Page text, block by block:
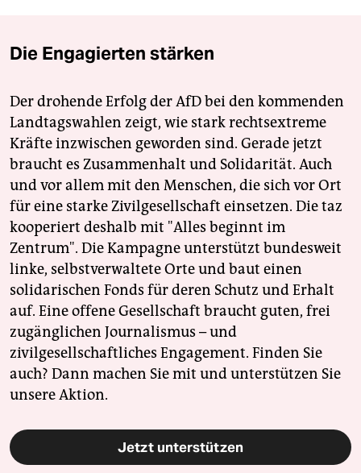
Die Engagierten stärken
Der drohende Erfolg der AfD bei den kommenden
Landtagswahlen zeigt, wie stark rechtsextreme
Kräfte inzwischen geworden sind. Gerade jetzt
braucht es Zusammenhalt und Solidarität. Auch
und vor allem mit den Menschen, die sich vor Ort
für eine starke Zivilgesellschaft einsetzen. Die taz
kooperiert deshalb mit "Alles beginnt im
Zentrum". Die Kampagne unterstützt bundesweit
linke, selbstverwaltete Orte und baut einen
solidarischen Fonds für deren Schutz und Erhalt
auf. Eine offene Gesellschaft braucht guten, frei
zugänglichen Journalismus – und
zivilgesellschaftliches Engagement. Finden Sie
auch? Dann machen Sie mit und unterstützen Sie
unsere Aktion.
Jetzt unterstützen